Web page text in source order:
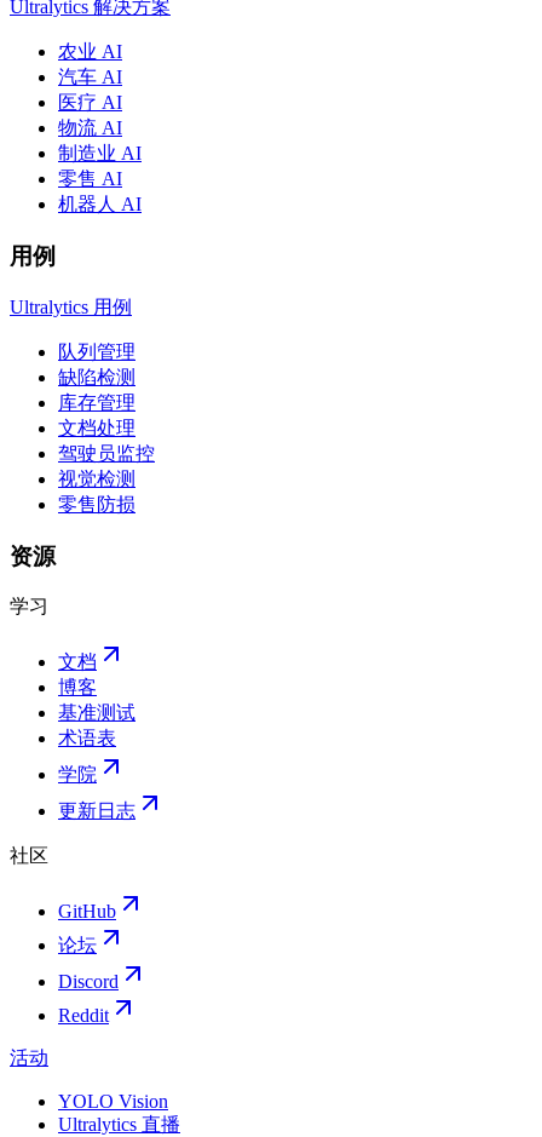
Ultralytics 解决方案
农业 AI
汽车 AI
医疗 AI
物流 AI
制造业 AI
零售 AI
机器人 AI
用例
Ultralytics 用例
队列管理
缺陷检测
库存管理
文档处理
驾驶员监控
视觉检测
零售防损
资源
学习
文档
博客
基准测试
术语表
学院
更新日志
社区
GitHub
论坛
Discord
Reddit
活动
YOLO Vision
Ultralytics 直播